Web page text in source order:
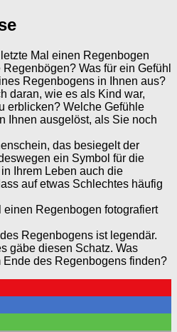
Mal einen Regenbogen
Was für ein Gefühl
Regenbogens in Ihnen aus?
daran, wie es als Kind war,
erblicken? Welche Gefühle
Ihnen ausgelöst, als Sie noch
das besiegelt der
ein Symbol für die
Ihrem Leben auch die
auf etwas Schlechtes häufig
einen Regenbogen fotografiert
Regenbogens ist legendär.
gäbe diesen Schatz. Was
des Regenbogens finden?